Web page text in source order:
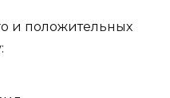
и положительных